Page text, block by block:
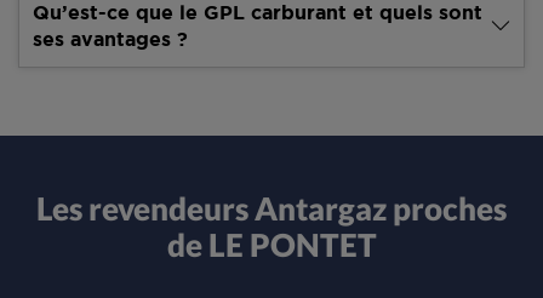
Qu’est-ce que le GPL carburant et quels sont
ses avantages ?
Les revendeurs Antargaz proches
de LE PONTET